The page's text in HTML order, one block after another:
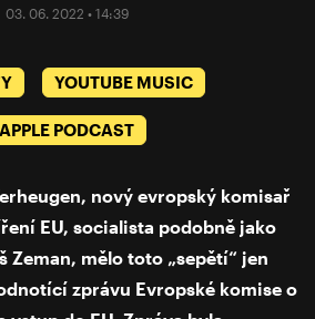
03. 06. 2022 • 14:39
YOUTUBE MUSIC
APPLE PODCAST
nový evropský komisař
EU, socialista podobně jako
Zeman, mělo toto „sepětí“ jen
zprávu Evropské komise o